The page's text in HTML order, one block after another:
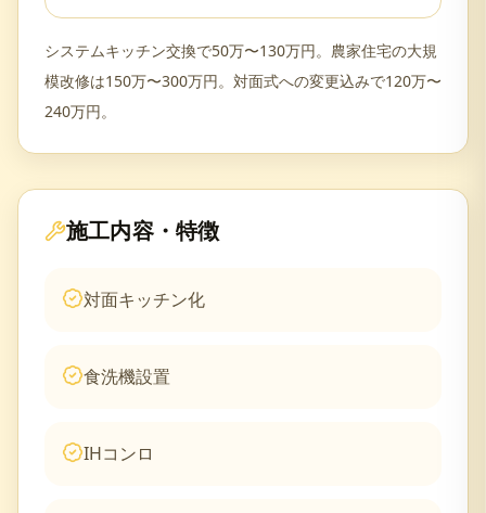
システムキッチン交換で50万〜130万円。農家住宅の大規
模改修は150万〜300万円。対面式への変更込みで120万〜
240万円。
施工内容・特徴
対面キッチン化
食洗機設置
IHコンロ